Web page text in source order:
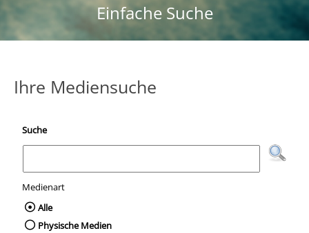
Einfache Suche
Ihre Mediensuche
Suche
Medienart
Wählen Sie die Medienart nach der Sie
Alle
Physische Medien